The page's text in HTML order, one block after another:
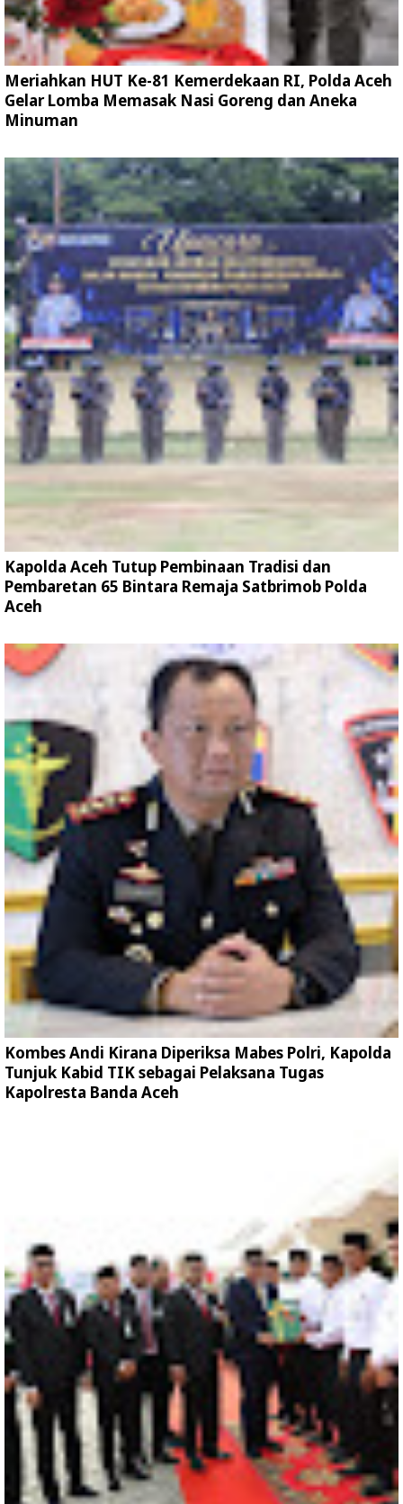
Meriahkan HUT Ke-81 Kemerdekaan RI, Polda Aceh
Gelar Lomba Memasak Nasi Goreng dan Aneka
Minuman
Kapolda Aceh Tutup Pembinaan Tradisi dan
Pembaretan 65 Bintara Remaja Satbrimob Polda
Aceh
Kombes Andi Kirana Diperiksa Mabes Polri, Kapolda
Tunjuk Kabid TIK sebagai Pelaksana Tugas
Kapolresta Banda Aceh